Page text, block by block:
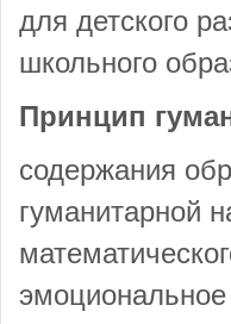
для детского
школьного
Принцип
содержания
гуманитарной